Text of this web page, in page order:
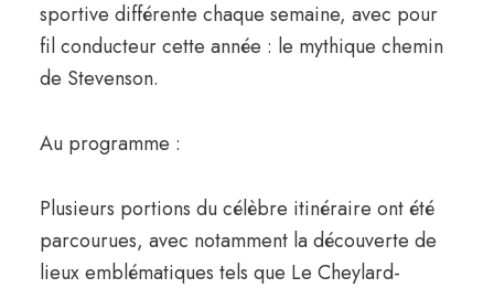
sportive différente chaque semaine, avec pour
fil conducteur cette année : le mythique chemin
de Stevenson.
Au programme :
Plusieurs portions du célèbre itinéraire ont été
parcourues, avec notamment la découverte de
lieux emblématiques tels que Le Cheylard-